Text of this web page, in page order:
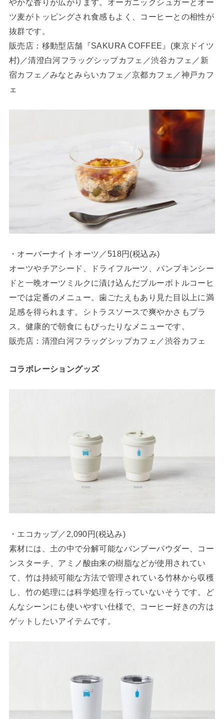
ツ麦がトッピングされ食感もよく、コーヒーとの相性が
抜群です。
販売店：移動型店舗『SAKURA COFFEE』(東京ドイツ
村)／清澄白河フラッグシップカフェ／渋谷カフェ／新
宿カフェ／みなとみらいカフェ／京都カフェ／神戸カフ
ェ
・オーバーナイトオーツ／518円(税込み)
オーツやチアシード、ドライフルーツ、パンプキンシー
ドと一晩オーツミルクに漬け込んだブルーボトルコーヒ
ーでは定番のメニュー。歯ごたえもあり見た目以上に満
足感を得られます。シトラスソースで爽やかさもプラ
ス。健康的で朝食にもぴったりなメニューです。
販売店：清澄白河フラッグシップカフェ／渋谷カフェ
コラボレーショングッズ
・エコカップ／2,090円(税込み)
素材には、土の中で分解可能なバンブーパウダー、コー
ンスターチ、アミノ酸由来の樹脂などが使用されてい
て、竹は持続可能な方法で管理されている竹林から収穫
し、竹の処理には科学処理を行っていないそうです。ど
んなシーンにも使いやすい仕様で、コーヒー好きの方は
ゲットしたいアイテムです。